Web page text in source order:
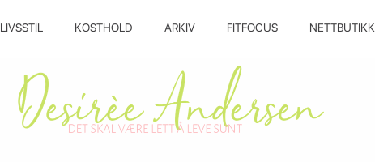
LIVSSTIL KOSTHOLD ARKIV FITFOCUS NETTBUTIKK